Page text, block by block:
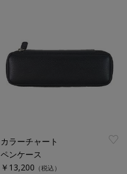
カラーチャート
ペンケース
￥13,200 （税込）